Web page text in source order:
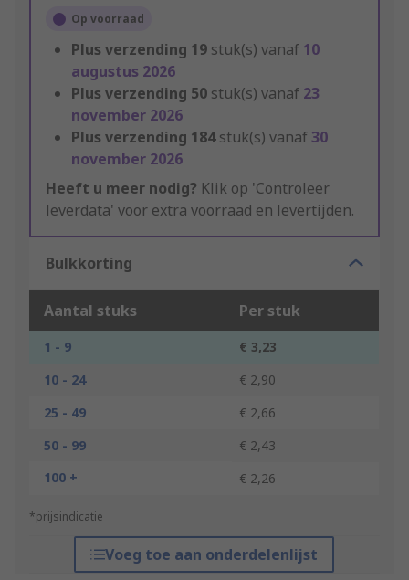
Op voorraad
Plus verzending 19 stuk(s) vanaf 10
augustus 2026
Plus verzending 50 stuk(s) vanaf 23
november 2026
Plus verzending 184stuk(s) vanaf30
november 2026
Heeft u meer nodig? Klik op 'Controleer
leverdata' voor extra voorraad en levertijden.
Bulkkorting
Aantal stuks Per stuk
1 - 9
€ 3,23
10 - 24
€ 2,90
25 - 49
€ 2,66
50 - 99
€ 2,43
100 +
€ 2,26
*prijsindicatie
Voeg toe aan onderdelenlijst